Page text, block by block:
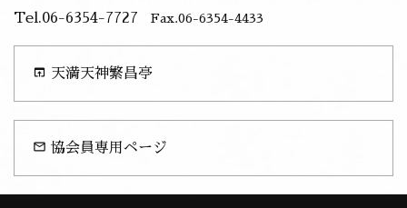
Tel.06-6354-7727 Fax.06-6354-4433
open_in_browser 天満天神繁昌亭
mail_outline 協会員専用ページ